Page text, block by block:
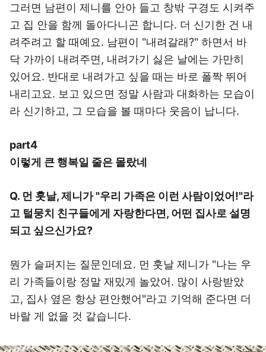
그러면 남편이 제니를 안아 들고 창밖 구경도 시켜주
고 집 안을 함께 돌아다니곤 합니다. 더 신기한 건 내
려주려고 할 때예요. 남편이 "내려갈래?" 하면서 바
닥 가까이 내려주면, 내려가기 싫은 날에는 가만히
있어요. 반대로 내려가고 싶을 때는 바로 폴짝 뛰어
내리고요. 보고 있으면 정말 사람과 대화하는 모습이
라 신기하고, 그 모습을 볼 때마다 웃음이 납니다.
part4
이렇게 큰 행복일 줄은 몰랐네
Q. 먼 훗날, 제니가 "우리 가족은 이런 사람이었어!"라
고 털뭉치 친구들에게 자랑한다면, 어떤 집사로 설명
되고 싶으신가요?
뭔가 슬퍼지는 질문인데요. 먼 훗날 제니가 "나는 우
리 가족들이랑 정말 재밌게 놀았어. 많이 사랑받았
고, 집사 옆은 항상 편안했어"라고 기억해 준다면 더
바랄 게 없을 것 같습니다.